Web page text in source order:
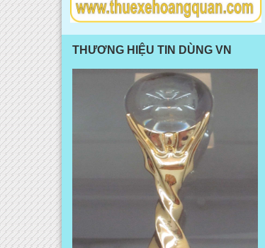
THƯƠNG HIỆU TIN DÙNG VN